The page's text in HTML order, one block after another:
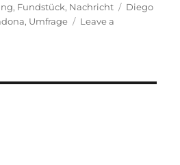
, Fundstück, Nachricht Tags
Diego
, Umfrage
Leave a